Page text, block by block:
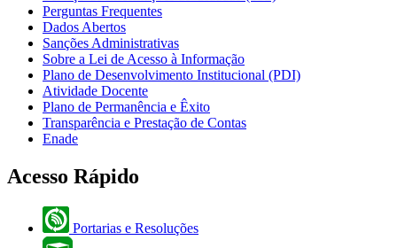
Perguntas Frequentes
Dados Abertos
Sanções Administrativas
Sobre a Lei de Acesso à Informação
Plano de Desenvolvimento Institucional (PDI)
Atividade Docente
Plano de Permanência e Êxito
Transparência e Prestação de Contas
Enade
Acesso Rápido
Portarias e Resoluções